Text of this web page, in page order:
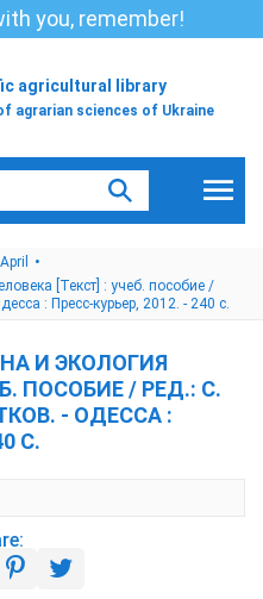
you, remember!
agricultural library
agrarian sciences of Ukraine
April
[Текст] : учеб. пособие /
: Пресс-курьер, 2012. - 240 с.
И ЭКОЛОГИЯ
ПОСОБИЕ / РЕД.: С.
- ОДЕССА :
С.